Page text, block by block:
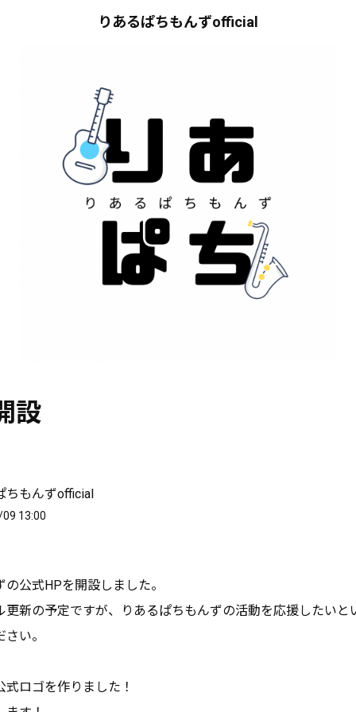
りあるぱちもんずofficial
設
ちもんずofficial
13:00
公式HPを開設しました。
更新の予定ですが、りあるぱちもんずの活動を応援したいと
い。
ロゴを作りました！